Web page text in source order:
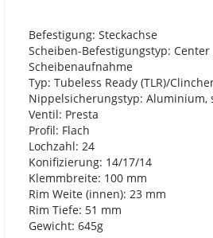
Befestigung: Steckachse
Scheiben-Befestigungstyp: Center
Scheibenaufnahme
Typ: Tubeless Ready (TLR)/
Nippelsicherungstyp: Aluminium,
Ventil: Presta
Profil: Flach
Lochzahl: 24
Konifizierung: 14/17/14
Klemmbreite: 100 mm
Rim Weite (innen): 23 mm
Rim Tiefe: 51 mm
Gewicht: 645g